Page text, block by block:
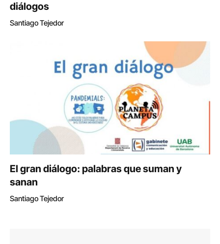
diálogos
Santiago Tejedor
El gran diálogo: palabras que suman y
sanan
Santiago Tejedor